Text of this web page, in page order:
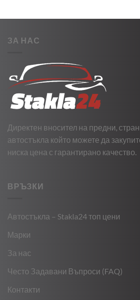
ЗА НАС
Директен вносител на предни,
автостъкла който можете да
ниска цена с гарантирано качество.
ВРЪЗКИ
Автостъкла – Stakla24 топ цени
Марки
За нас
Често Задавани Въпроси (FAQ)
Контакти